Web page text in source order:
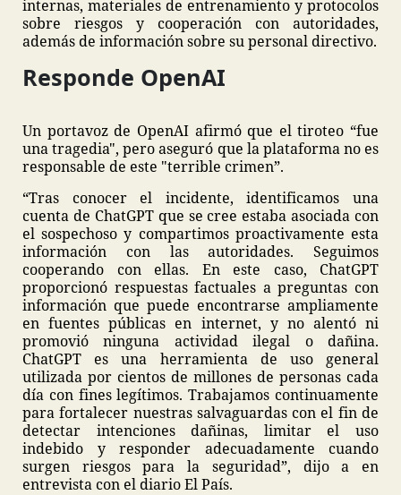
internas, materiales de entrenamiento y protocolos
sobre riesgos y cooperación con autoridades,
además de información sobre su personal directivo.
Responde OpenAI
Un portavoz de OpenAI afirmó que el tiroteo “fue
una tragedia", pero aseguró que la plataforma no es
responsable de este "terrible crimen”.
“Tras conocer el incidente, identificamos una
cuenta de ChatGPT que se cree estaba asociada con
el sospechoso y compartimos proactivamente esta
información con las autoridades. Seguimos
cooperando con ellas. En este caso, ChatGPT
proporcionó respuestas factuales a preguntas con
información que puede encontrarse ampliamente
en fuentes públicas en internet, y no alentó ni
promovió ninguna actividad ilegal o dañina.
ChatGPT es una herramienta de uso general
utilizada por cientos de millones de personas cada
día con fines legítimos. Trabajamos continuamente
para fortalecer nuestras salvaguardas con el fin de
detectar intenciones dañinas, limitar el uso
indebido y responder adecuadamente cuando
surgen riesgos para la seguridad”, dijo a en
entrevista con el diario El País.